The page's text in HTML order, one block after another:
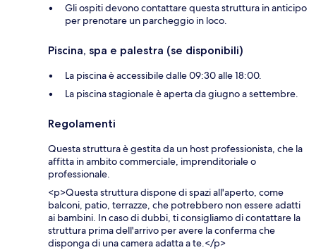
Gli ospiti devono contattare questa struttura in anticipo
per prenotare un parcheggio in loco.
Piscina, spa e palestra (se disponibili)
La piscina è accessibile dalle 09:30 alle 18:00.
La piscina stagionale è aperta da giugno a settembre.
Regolamenti
Questa struttura è gestita da un host professionista, che la
affitta in ambito commerciale, imprenditoriale o
professionale.
<p>Questa struttura dispone di spazi all'aperto, come
balconi, patio, terrazze, che potrebbero non essere adatti
ai bambini. In caso di dubbi, ti consigliamo di contattare la
struttura prima dell'arrivo per avere la conferma che
disponga di una camera adatta a te.</p>